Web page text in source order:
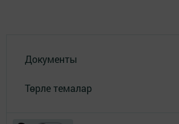
Документы
Төрле темалар